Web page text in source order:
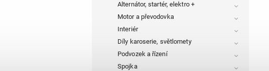
Alternátor, startér, elektro +
Motor a převodovka
Interiér
Díly karoserie, světlomety
Podvozek a řízení
Spojka